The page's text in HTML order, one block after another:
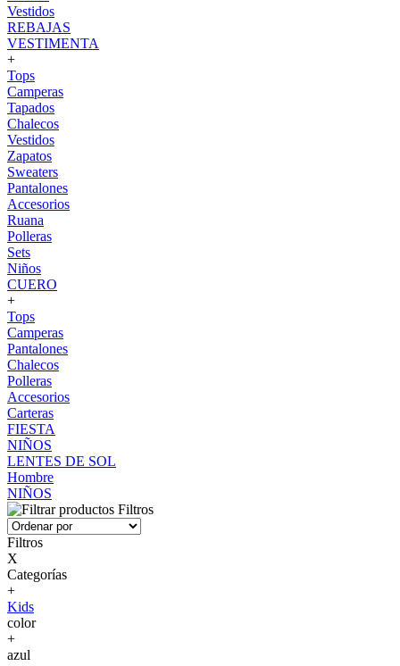
Vestidos
REBAJAS
VESTIMENTA
+
Tops
Camperas
Tapados
Chalecos
Vestidos
Zapatos
Sweaters
Pantalones
Accesorios
Ruana
Polleras
Sets
Niños
CUERO
+
Tops
Camperas
Pantalones
Chalecos
Polleras
Accesorios
Carteras
FIESTA
NIÑOS
LENTES DE SOL
Hombre
NIÑOS
Filtros
Filtros
X
Categorías
+
Kids
color
+
azul